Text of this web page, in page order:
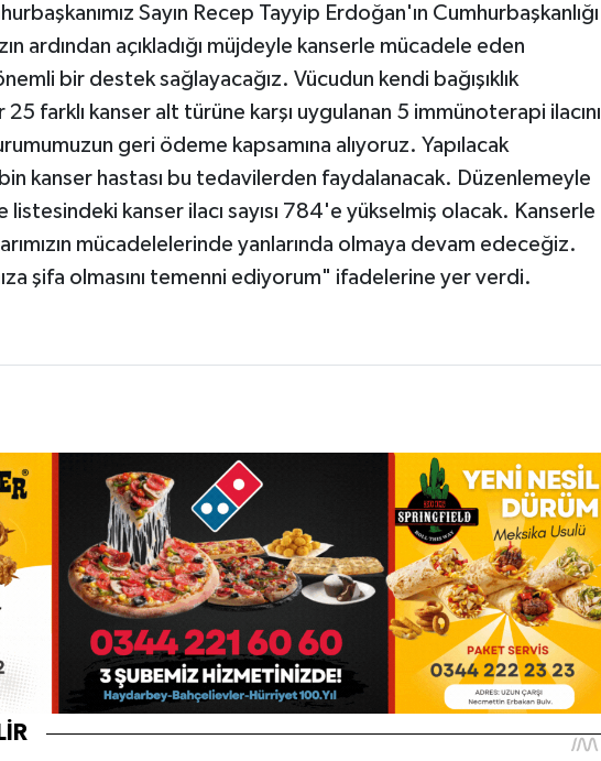
Sayın Recep Tayyip Erdoğan'ın Cumhurbaşkanlığı
ardından açıkladığı müjdeyle kanserle mücadele eden
bir destek sağlayacağız. Vücudun kendi bağışıklık
farklı kanser alt türüne karşı uygulanan 5 immünoterapi ilacını
geri ödeme kapsamına alıyoruz. Yapılacak
kanser hastası bu tedavilerden faydalanacak. Düzenlemeyle
kanser ilacı sayısı 784'e yükselmiş olacak. Kanserle
mücadelelerinde yanlarında olmaya devam edeceğiz.
şifa olmasını temenni ediyorum" ifadelerine yer verdi.